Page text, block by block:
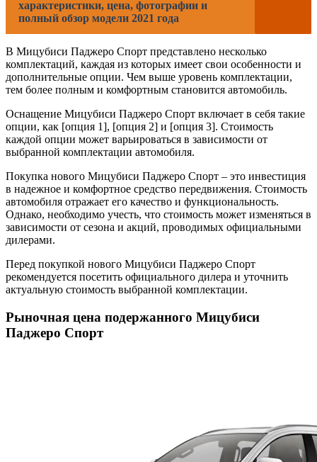
характеристики, цена, фотографии и
полный обзор модели 2021 года
В Мицубиси Паджеро Спорт представлено несколько
комплектаций, каждая из которых имеет свои особенности и
дополнительные опции. Чем выше уровень комплектации,
тем более полным и комфортным становится автомобиль.
Оснащение Мицубиси Паджеро Спорт включает в себя такие
опции, как [опция 1], [опция 2] и [опция 3]. Стоимость
каждой опции может варьироваться в зависимости от
выбранной комплектации автомобиля.
Покупка нового Мицубиси Паджеро Спорт – это инвестиция
в надежное и комфортное средство передвижения. Стоимость
автомобиля отражает его качество и функциональность.
Однако, необходимо учесть, что стоимость может изменяться в
зависимости от сезона и акций, проводимых официальными
дилерами.
Перед покупкой нового Мицубиси Паджеро Спорт
рекомендуется посетить официального дилера и уточнить
актуальную стоимость выбранной комплектации.
Рыночная цена подержанного Мицубиси
Паджеро Спорт